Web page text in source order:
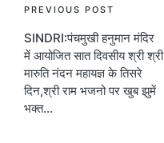
Post
navigation
PREVIOUS POST
SINDRI:पंचमुखी हनुमान मंदिर
में आयोजित सात दिवसीय श्री श्री
मारुति नंदन महायज्ञ के तिसरे
दिन,श्री राम भजनो पर खुब झुमें
भक्त…